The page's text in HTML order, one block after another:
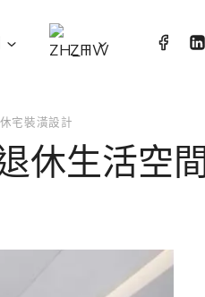
ZH
宅裝潢設計
休生活空間